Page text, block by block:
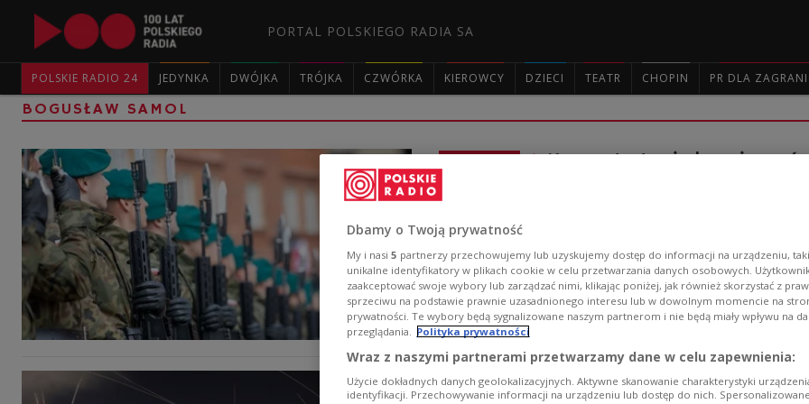
PORTAL POLSKIEGO RADIA SA
POLSKIE RADIO 24 JEDYNKA DWÓJKA TRÓJKA CZWÓRKA KIEROWCY DZIECI TEATR CHOPIN PR DLA
BOGUSŁAW SAMOL
Nowa strategia
BBN przygotowało nową Strategię Bezpieczeństwa
Polskiego w stanie spoczynku z Akademii Sztuki
syndrom naiwności, że ktoś ich obroni". - Pora zmienić
Zobacz więcej na temat:polityka POLSKA bezpieczeństwo
POLSKIE RADIO 24 Gen. Samol: USA nie
Dbamy o Twoją prywatność
My i nasi 5 partnerzy przechowujemy lub uzyskujemy dostęp do informacji na urządzeniu,
unikalne identyfikatory w plikach cookie w celu przetwarzania danych osobowych.
zaakceptować swoje wybory lub zarządzać nimi, klikając poniżej, jak również skorzystać z
sprzeciwu na podstawie prawnie uzasadnionego interesu lub w dowolnym momencie na
prywatności. Te wybory będą sygnalizowane naszym partnerom i nie będą miały wpływu na
przeglądania. Polityka prywatności
Wraz z naszymi partnerami przetwarzamy dane w celu zapewnienia:
Użycie dokładnych danych geolokalizacyjnych. Aktywne skanowanie charakterystyki
identyfikacji. Przechowywanie informacji na urządzeniu lub dostęp do nich.